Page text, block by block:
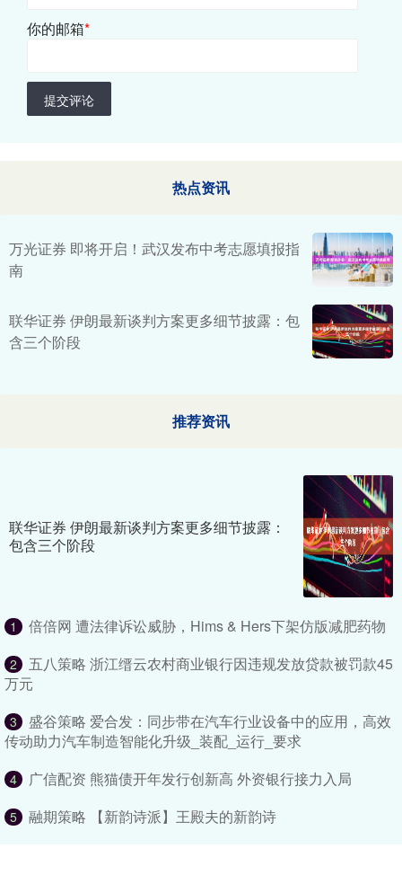
你的邮箱*
提交评论
热点资讯
万光证券 即将开启！武汉发布中考志愿填报指
南
联华证券 伊朗最新谈判方案更多细节披露：包
含三个阶段
推荐资讯
联华证券 伊朗最新谈判方案更多细节披露：
包含三个阶段
1 倍倍网 遭法律诉讼威胁，Hims & Hers下架仿版减肥药物
2
五八策略 浙江缙云农村商业银行因违规发放贷款被罚款45
万元
3
盛谷策略 爱合发：同步带在汽车行业设备中的应用，高效
传动助力汽车制造智能化升级_装配_运行_要求
4 广信配资 熊猫债开年发行创新高 外资银行接力入局
5 融期策略 【新韵诗派】王殿夫的新韵诗